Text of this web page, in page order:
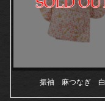
振袖 麻つなぎ 白